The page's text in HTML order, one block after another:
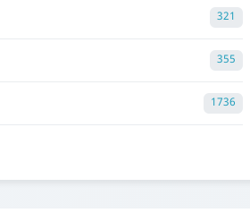
321
355
1736